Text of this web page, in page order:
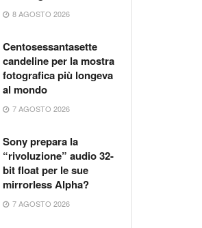
8 AGOSTO 2026
Centosessantasette
candeline per la mostra
fotografica più longeva
al mondo
7 AGOSTO 2026
Sony prepara la
“rivoluzione” audio 32-
bit float per le sue
mirrorless Alpha?
7 AGOSTO 2026